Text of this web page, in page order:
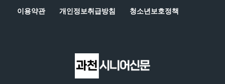
이용약관 개인정보취급방침 청소년보호정책